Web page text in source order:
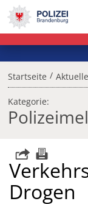
Startseite /
Kategorie:
Drogen